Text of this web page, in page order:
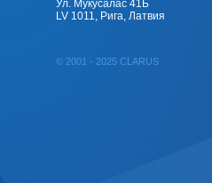
Ул. Мукусалас 41Б
LV 1011, Рига, Латвия
© 2001 - 2025 CLARUS